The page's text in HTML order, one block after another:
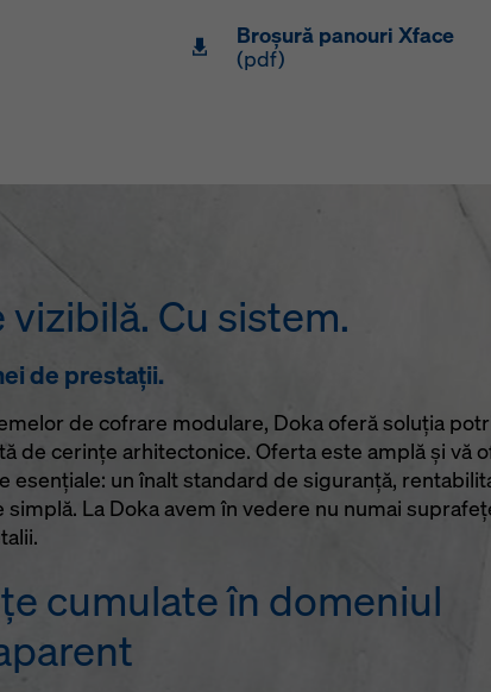
Broşură panouri Xface
(pdf)
Cu sistem.
de prestaţii.
de cofrare modulare, Doka oferă soluţia
de cerinţe arhitectonice. Oferta este amplă şi vă
esenţiale: un înalt standard de siguranţă,
simplă. La Doka avem în vedere nu numai
cumulate în domeniul